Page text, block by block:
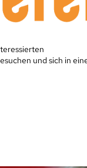
und sich in